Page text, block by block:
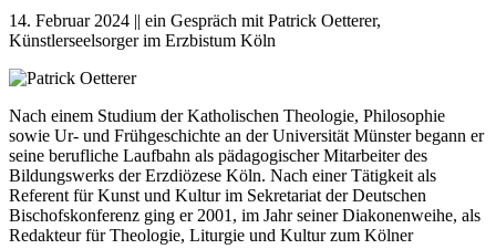
14. Februar 2024 || ein Gespräch mit Patrick Oetterer,
Künstlerseelsorger im Erzbistum Köln
Nach einem Studium der Katholischen Theologie, Philosophie
sowie Ur- und Frühgeschichte an der Universität Münster begann er
seine berufliche Laufbahn als pädagogischer Mitarbeiter des
Bildungswerks der Erzdiözese Köln. Nach einer Tätigkeit als
Referent für Kunst und Kultur im Sekretariat der Deutschen
Bischofskonferenz ging er 2001, im Jahr seiner Diakonenweihe, als
Redakteur für Theologie, Liturgie und Kultur zum Kölner